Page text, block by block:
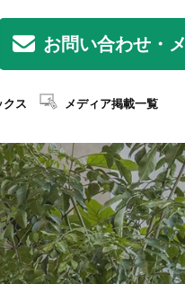
お問い合わせ・
クス メディア掲載一覧